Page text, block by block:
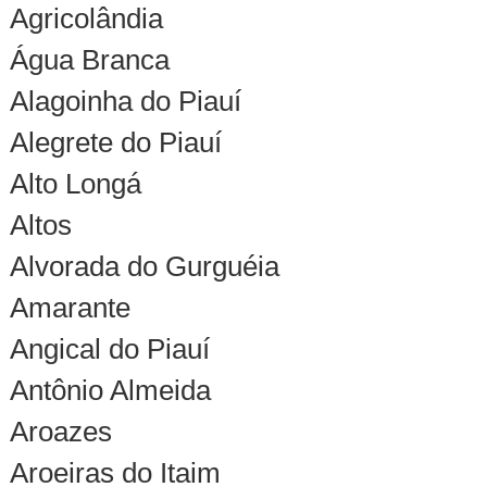
Agricolândia
Água Branca
Alagoinha do Piauí
Alegrete do Piauí
Alto Longá
Altos
Alvorada do Gurguéia
Amarante
Angical do Piauí
Antônio Almeida
Aroazes
Aroeiras do Itaim